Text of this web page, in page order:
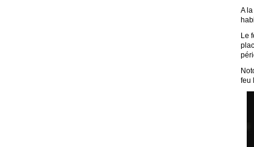
A
Le
feu